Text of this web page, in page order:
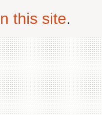
this site.